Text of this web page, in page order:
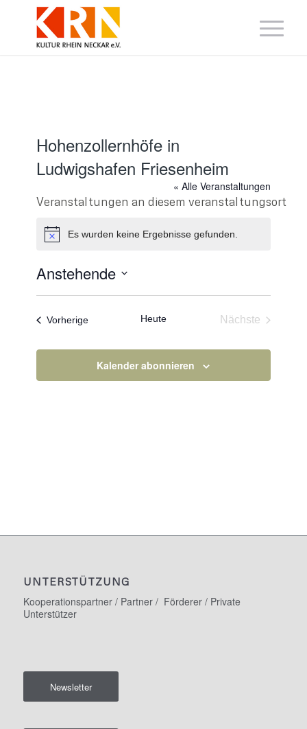
Hohenzollernhöfe in
Ludwigshafen Friesenheim
« Alle Veranstaltungen
Veranstaltungen an diesem veranstaltungsort
HinweisEs wurden keine Ergebnisse gefunden.
Anstehende
VorherigeVeranstaltungen
Heute
Nächste
Kalender abonnieren
UNTERSTÜTZUNG
Kooperationspartner / Partner / Förderer / Private
Unterstützer
Newsletter